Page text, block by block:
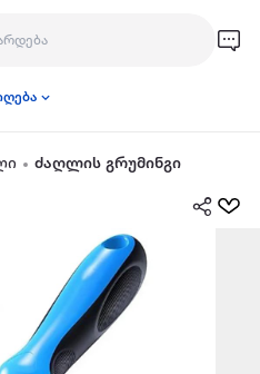
ძაღლის გრუმინგი